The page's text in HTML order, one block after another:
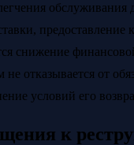
обслуживания
снижение
отказывается от
условий его
к